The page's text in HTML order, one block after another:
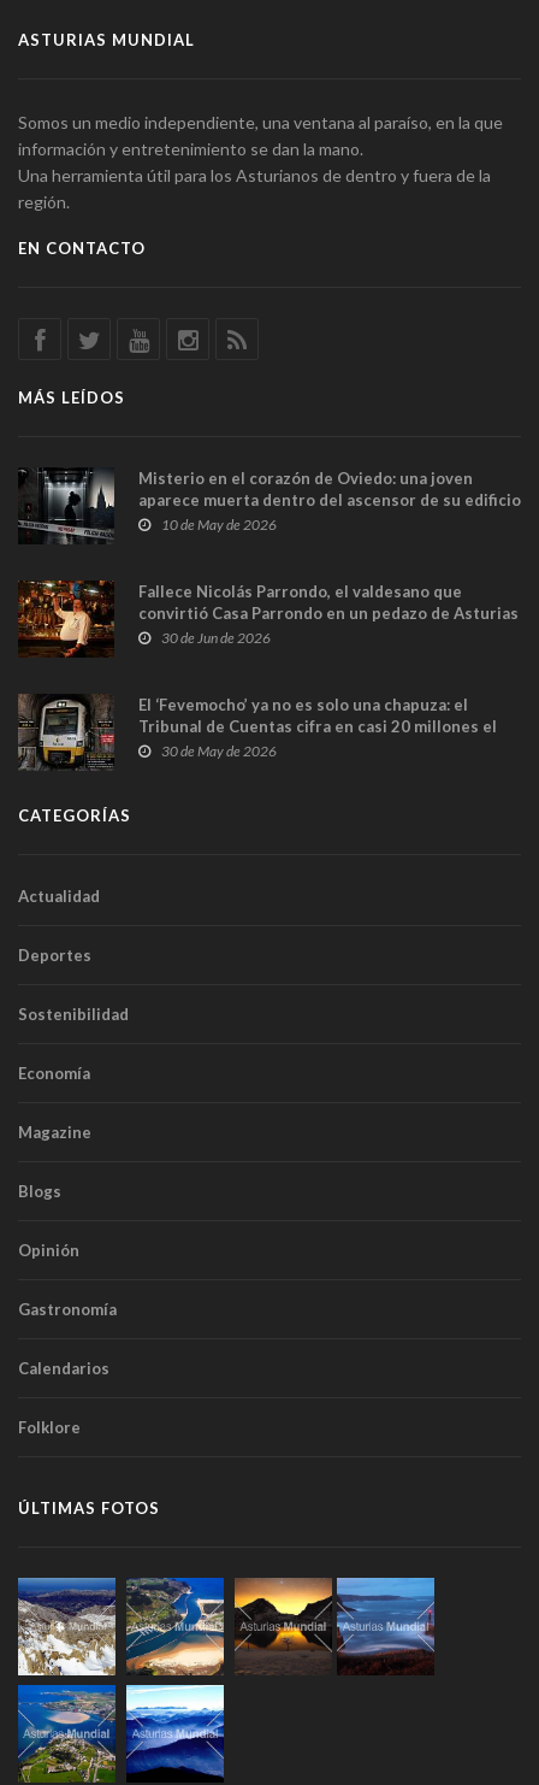
ASTURIAS MUNDIAL
Somos un medio independiente, una ventana al paraíso, en la que
información y entretenimiento se dan la mano.
Una herramienta útil para los Asturianos de dentro y fuera de la
región.
EN CONTACTO
MÁS LEÍDOS
Misterio en el corazón de Oviedo: una joven
aparece muerta dentro del ascensor de su edificio
y las cámaras captan sus últimos minutos
10 de May de 2026
Fallece Nicolás Parrondo, el valdesano que
convirtió Casa Parrondo en un pedazo de Asturias
en Madrid
30 de Jun de 2026
El ‘Fevemocho’ ya no es solo una chapuza: el
Tribunal de Cuentas cifra en casi 20 millones el
sobrecoste de los trenes que no cabían por los
30 de May de 2026
CATEGORÍAS
Actualidad
Deportes
Sostenibilidad
Economía
Magazine
Blogs
Opinión
Gastronomía
Calendarios
Folklore
ÚLTIMAS FOTOS